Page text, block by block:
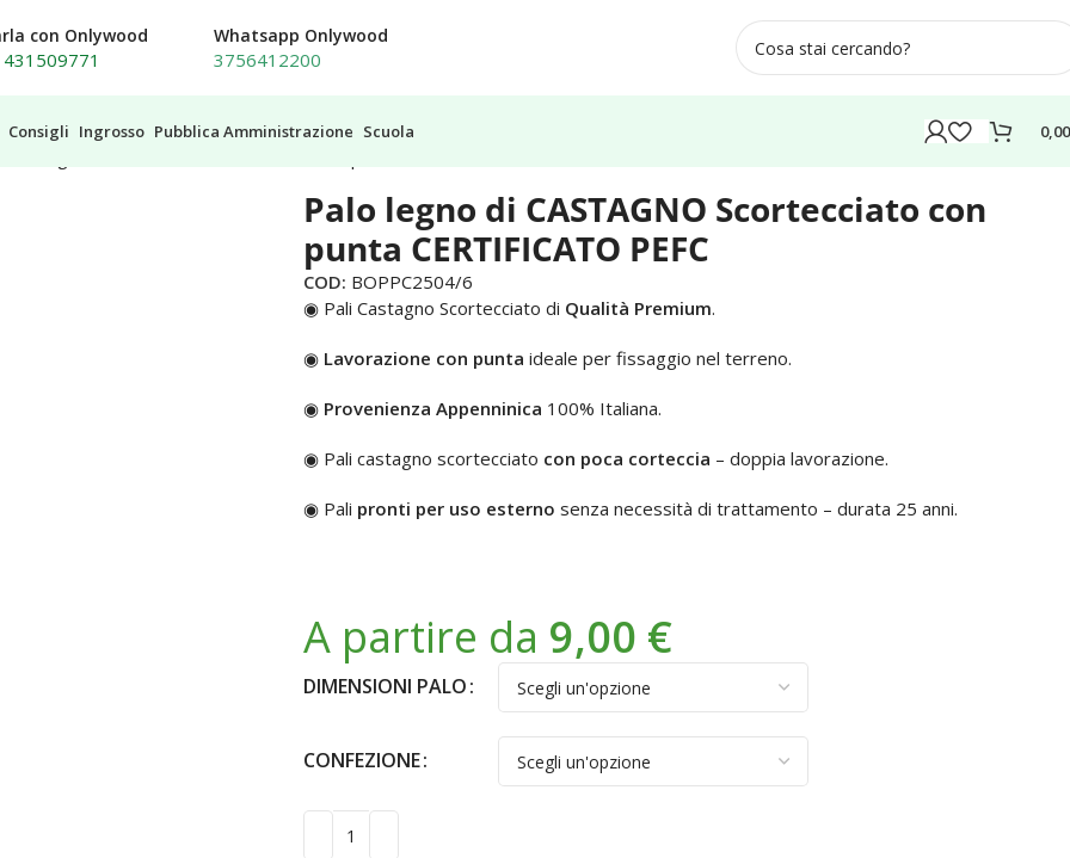
con Onlywood Whatsapp Onlywood
3756412200
Consigli Ingrosso Pubblica Amministrazione Scuola
Palo legno di CASTAGNO Scortecciato con
punta CERTIFICATO PEFC
COD: BOPPC2504/6
◉ Pali Castagno Scortecciato di Qualità Premium.
◉ Lavorazione con punta ideale per fissaggio nel terreno.
◉ Provenienza Appenninica 100% Italiana.
◉ Pali castagno scortecciato con poca corteccia – doppia lavorazione.
◉ Pali pronti per uso esterno senza necessità di trattamento – durata 25 anni.
A partire da 9,00 €
DIMENSIONI PALO
CONFEZIONE